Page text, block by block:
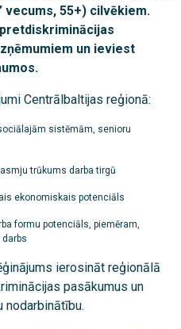
vecums, 55+) cilvēkiem.
un ieviest
Centrālbaltijas reģionā:
sistēmām, senioru
trūkums darba tirgū
ekonomiskais potenciāls
formu potenciāls, piemēram,
ierosināt reģionālā
pasākumus un
nodarbinātību.